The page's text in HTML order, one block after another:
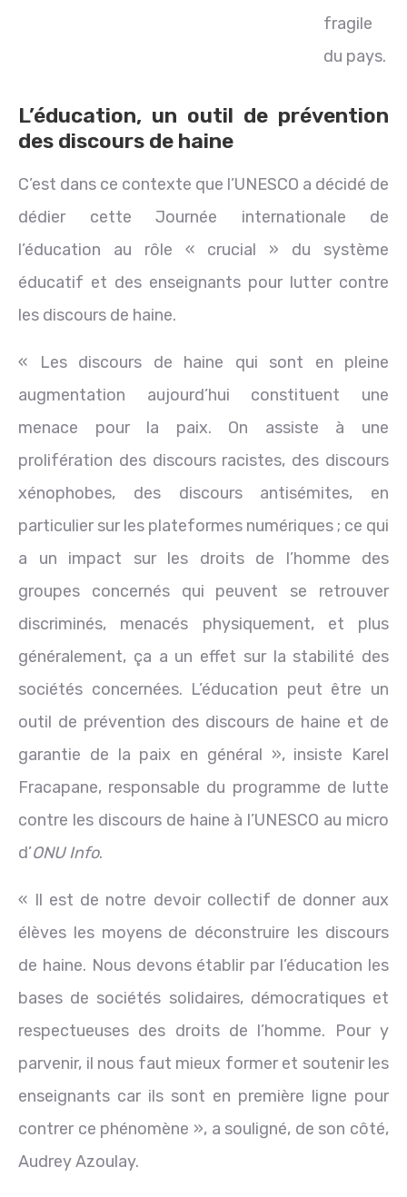
fragile
du pays.
L’éducation, un outil de prévention
des discours de haine
C’est dans ce contexte que l’UNESCO a décidé de
dédier cette Journée internationale de
l’éducation au rôle « crucial » du système
éducatif et des enseignants pour lutter contre
les discours de haine.
« Les discours de haine qui sont en pleine
augmentation aujourd’hui constituent une
menace pour la paix. On assiste à une
prolifération des discours racistes, des discours
xénophobes, des discours antisémites, en
particulier sur les plateformes numériques ; ce qui
a un impact sur les droits de l’homme des
groupes concernés qui peuvent se retrouver
discriminés, menacés physiquement, et plus
généralement, ça a un effet sur la stabilité des
sociétés concernées. L’éducation peut être un
outil de prévention des discours de haine et de
garantie de la paix en général », insiste Karel
Fracapane, responsable du programme de lutte
contre les discours de haine à l’UNESCO au micro
d’ONU Info.
« Il est de notre devoir collectif de donner aux
élèves les moyens de déconstruire les discours
de haine. Nous devons établir par l’éducation les
bases de sociétés solidaires, démocratiques et
respectueuses des droits de l’homme. Pour y
parvenir, il nous faut mieux former et soutenir les
enseignants car ils sont en première ligne pour
contrer ce phénomène », a souligné, de son côté,
Audrey Azoulay.